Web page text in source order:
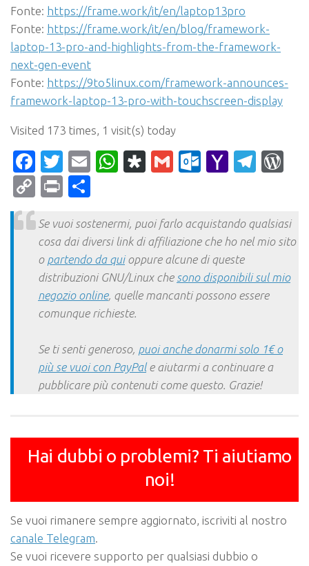
Fonte: https://frame.work/it/en/laptop13pro
Fonte: https://frame.work/it/en/blog/framework-
laptop-13-pro-and-highlights-from-the-framework-
next-gen-event
Fonte: https://9to5linux.com/framework-announces-
framework-laptop-13-pro-with-touchscreen-display
Visited 173 times, 1 visit(s) today
Facebook
Twitter
EmailWhatsApp
Diaspora
Gmail Yahoo
CopyPrint
Se vuoi sostenermi, puoi farlo acquistando qualsiasi
cosa dai diversi link di affiliazione che ho nel mio sito
o partendo da quioppure alcune di queste
distribuzioni GNU/Linux che sono disponibili sul mio
negozio online, quelle mancanti possono essere
comunque richieste.
Se ti senti generoso, puoi anche donarmi solo 1€ o
più se vuoi con PayPale aiutarmi a continuare a
pubblicare più contenuti come questo. Grazie!
Hai dubbi o problemi? Ti aiutiamo
noi!
Se vuoi rimanere sempre aggiornato, iscriviti al nostro
canale Telegram.
Se vuoi ricevere supporto per qualsiasi dubbio o